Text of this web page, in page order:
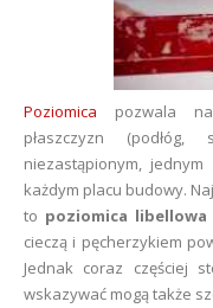
Poziomica pozwala na
płaszczyzn
niezastąpionym,
każdym placu budowy.
to poziomica libellowa
cieczą i pęcherzykiem
Jednak coraz częściej
wskazywać mogą także